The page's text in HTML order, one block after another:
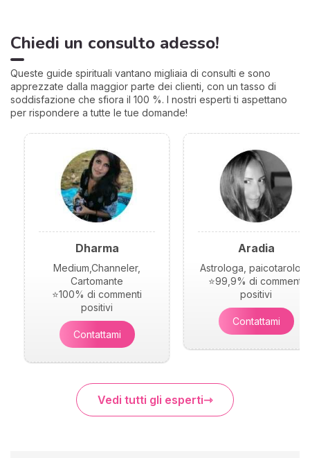
Chiedi un consulto adesso!
Queste guide spirituali vantano migliaia di consulti e sono
apprezzate dalla maggior parte dei clienti, con un tasso di
soddisfazione che sfiora il 100 %. I nostri esperti ti aspettano
per rispondere a tutte le tue domande!
Dharma
Medium,Channeler,
Cartomante
⭐100% di commenti
positivi
Contattami
Aradia
Astrologa,
⭐99,9% di commenti
positivi
Contattami
Vedi tutti gli esperti